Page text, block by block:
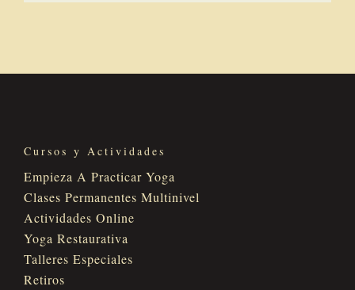
Cursos y Actividades
Empieza A Practicar Yoga
Clases Permanentes Multinivel
Actividades Online
Yoga Restaurativa
Talleres Especiales
Retiros